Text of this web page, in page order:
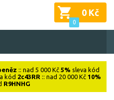
0
0 Kč
:: nad 5 000 Kč 5% sleva kód
kód 2c43RR :: nad 20 000 Kč 10%
R9HNHG